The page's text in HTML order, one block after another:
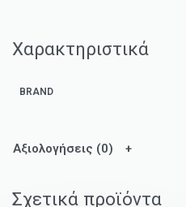
Χαρακτηριστικά
BRAND
Αξιολογήσεις (0)
Σχετικά προϊόντα